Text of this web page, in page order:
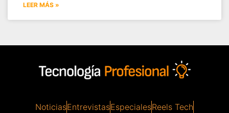
LEER MÁS »
NoticiasEntrevistasEspecialesReels Tech